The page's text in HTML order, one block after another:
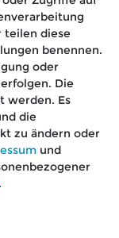
75 €
Telefon &
teilen diese
benennen.
oder
Die
werden. Es
die
zu ändern oder
und
.